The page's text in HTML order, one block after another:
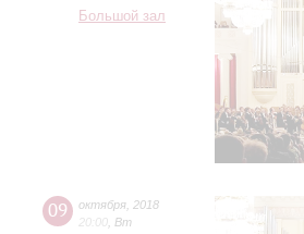
Большой зал
09 октября 2018
20:00 Вт